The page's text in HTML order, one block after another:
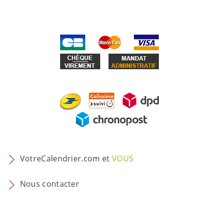
VotreCalendrier.com etVOUS
Nous contacter